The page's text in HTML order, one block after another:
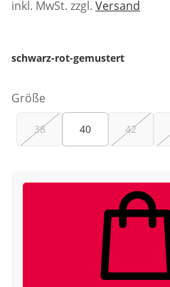
inkl. MwSt. zzgl. Versand
schwarz-rot-gemustert
Größe
38 40 42